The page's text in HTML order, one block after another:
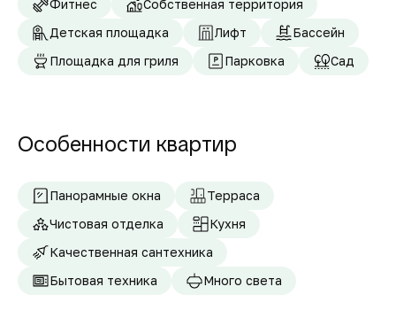
Фитнес
Собственная территория
Детская площадка
Лифт
Бассейн
Площадка для гриля
Парковка Сад
Особенности квартир
Панорамные окна
Терраса
Чистовая отделка
Кухня
Качественная сантехника
Бытовая техника
Много света